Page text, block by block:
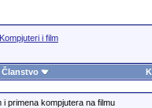
Kompjuteri i film
Članstvo
i primena kompjutera na filmu